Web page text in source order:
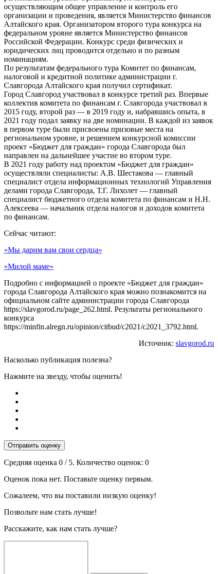
осуществляющим общее управление и контроль его
организации и проведения, является Министерство финансов
Алтайского края. Организатором второго тура конкурса на
федеральном уровне является Министерство финансов
Российской Федерации. Конкурс среди физических и
юридических лиц проводится отдельно и по разным
номинациям.
По результатам федерального тура Комитет по финансам,
налоговой и кредитной политике администрации г.
Славгорода Алтайского края получил сертификат.
Город Славгород участвовал в конкурсе третий раз. Впервые
коллектив комитета по финансам г. Славгорода участвовал в
2015 году, второй раз — в 2019 году и, набравшись опыта, в
2021 году подал заявку на две номинации. В каждой из заявок
в первом туре были присвоены призовые места на
региональном уровне, и решением конкурсной комиссии
проект «Бюджет для граждан» города Славгорода был
направлен на дальнейшее участие во втором туре.
В 2021 году работу над проектом «Бюджет для граждан»
осуществляли специалисты: А.В. Шестакова — главный
специалист отдела информационных технологий Управления
делами города Славгорода, Т.Г. Лихолет — главный
специалист бюджетного отдела комитета по финансам и Н.Н.
Алексеева — начальник отдела налогов и доходов комитета
по финансам.
Сейчас читают:
«Мы дарим вам свои сердца»
«Милой маме»
Подробно с информацией о проекте «Бюджет для граждан»
города Славгорода Алтайского края можно познакомится на
официальном сайте администрации города Славгорода
https://slavgorod.ru/page_262.html. Результаты регионального
конкурса
https://minfin.alregn.ru/opinion/citbud/c2021/c2021_3792.html.
Источник: slavgorod.ru
Насколько публикация полезна?
Нажмите на звезду, чтобы оценить!
Отправить оценку
Средняя оценка 0 / 5. Количество оценок: 0
Оценок пока нет. Поставьте оценку первым.
Сожалеем, что вы поставили низкую оценку!
Позвольте нам стать лучше!
Расскажите, как нам стать лучше?